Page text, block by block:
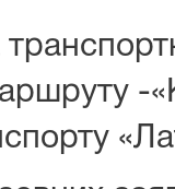
-